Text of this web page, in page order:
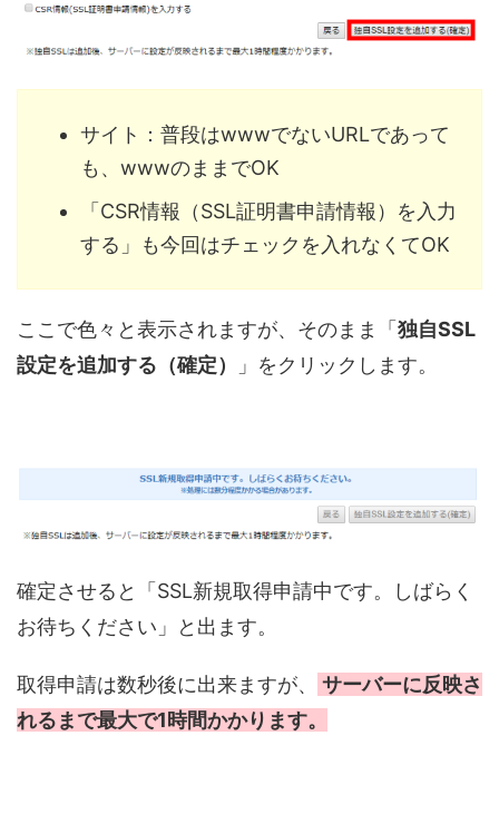
サイト：普段はwwwでないURLであって
も、wwwのままでOK
「CSR情報（SSL証明書申請情報）を入力
する」も今回はチェックを入れなくてOK
ここで色々と表示されますが、そのまま「 独自SSL
設定を追加する（確定）
」をクリックします。
確定させると「SSL新規取得申請中です。しばらく
お待ちください」と出ます。
取得申請は数秒後に出来ますが、
サーバーに反映さ
れるまで最大で1時間かかります。